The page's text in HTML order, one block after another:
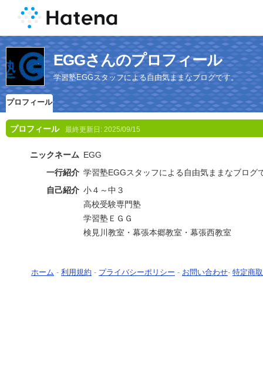
EGGさんのプロフィール
学習塾EGGスタッフによる自由気ままなブログです。
プロフィール
プロフィール 最終更新日: 2025/09/15
ニックネーム EGG
一行紹介 学習塾EGGスタッフによる自由気ままなブログ
自己紹介 小４～中３
高校受験専門塾
学習塾ＥＧＧ
検見川教室・幕張本郷教室・幕張西教室
ホーム - 利用規約 - プライバシーポリシー - お問い合わせ- 特定商